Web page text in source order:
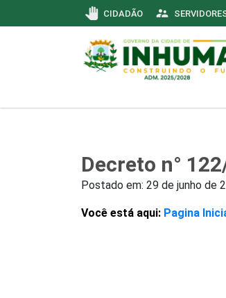
pan_tool CIDADÃO supervisor_account
Decreto n°
Postado em: 29 de junho de
Você está aqui: Pagina